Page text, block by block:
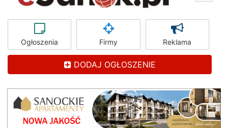
Ogłoszenia Firmy Reklama
DODAJ OGŁOSZENIE